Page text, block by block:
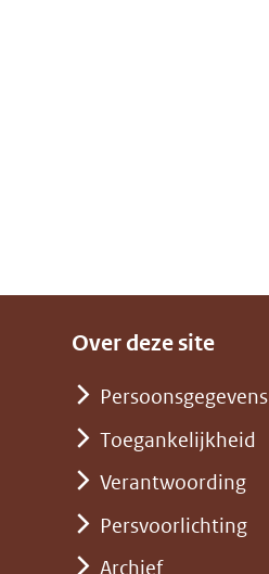
Over deze site
Persoonsgegevens
Toegankelijkheid
Verantwoording
Persvoorlichting
Archief